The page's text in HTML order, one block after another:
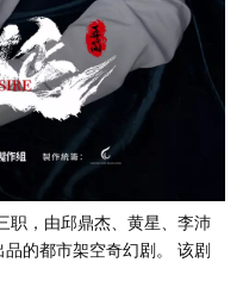
职，由邱鼎杰、黄星、李沛
的都市架空奇幻剧。 该剧